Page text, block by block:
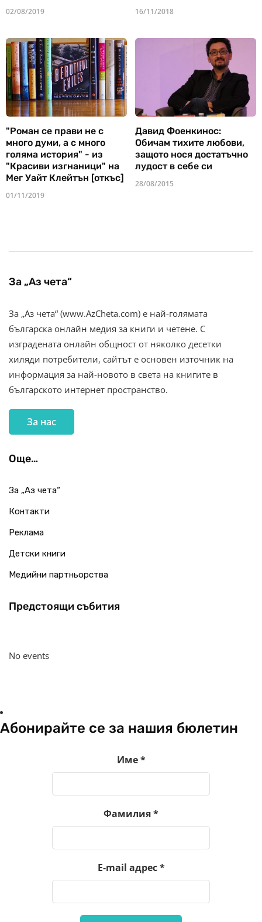
02/08/2019 16/11/2018
"Роман се прави не с
много думи, а с много
голяма история" - из
"Красиви изгнаници" на
Мег Уайт Клейтън [откъс]
01/11/2019
Давид Фоенкинос:
Обичам тихите любови,
защото нося достатъчно
лудост в себе си
28/08/2015
За „Аз чета“
За „Аз чета“ (www.AzCheta.com) е най-голямата
българска онлайн медия за книги и четене. С
изградената онлайн общност от няколко десетки
хиляди потребители, сайтът е основен източник на
информация за най-новото в света на книгите в
българското интернет пространство.
За нас
Още…
За „Аз чета“
Контакти
Реклама
Детски книги
Медийни партньорства
Предстоящи събития
No events
Абонирайте се за нашия бюлетин
Име*
Фамилия*
E-mail адрес*